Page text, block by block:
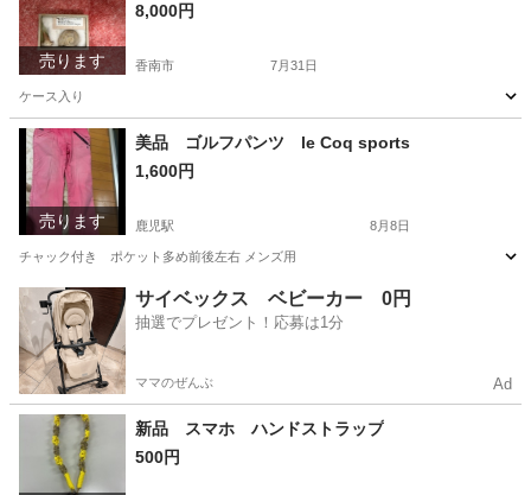
売ります
8,000円
香南市 7月31日
ケース入り
高知 香南市 その他 アンモナイト
売ります
美品 ゴルフパンツ le Coq sports
1,600円
鹿児駅 8月8日
チャック付き ポケット多め前後左右 メンズ用
高知 高知市 鹿児駅 ゴルフ
サイベックス ベビーカー 0円
抽選でプレゼント！応募は1分
ママのぜんぶ Ad
新品 スマホ ハンドストラップ
500円